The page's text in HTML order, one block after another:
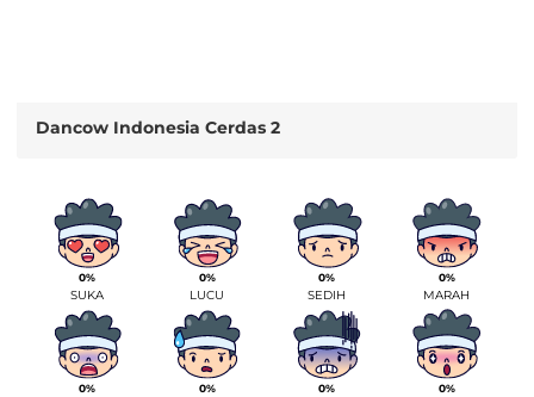
Dancow Indonesia Cerdas 2
0%
SUKA
0%
LUCU
0%
SEDIH
0%
MARAH
0% 0% 0% 0%